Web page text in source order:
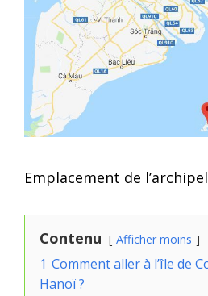
Emplacement de
Contenu Afficher moins
1 Comment aller à l’île de
Hanoï ?